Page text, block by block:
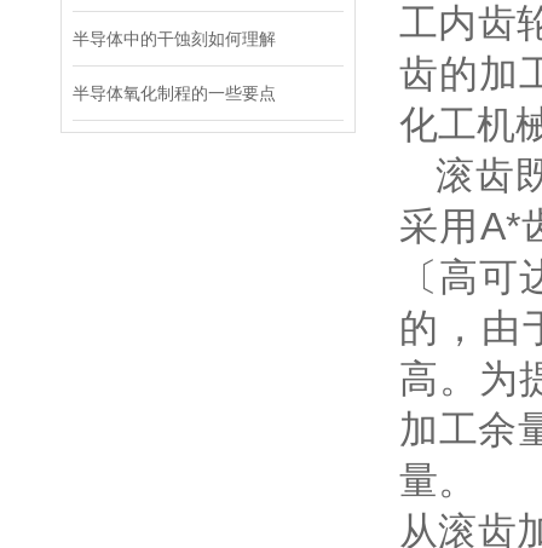
半导体中的干蚀刻如何理解
半导体氧化制程的一些要点
工内齿
齿的加
化工机
滚齿
采用A*
〔高
的，由
高。为
加工余
量。
从滚齿